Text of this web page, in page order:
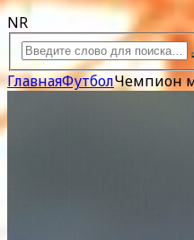
NR
ГлавнаяФутболЧемпион